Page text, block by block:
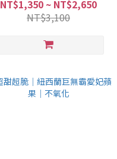
NT$1,350 ~ NT$2,650
NT$3,100